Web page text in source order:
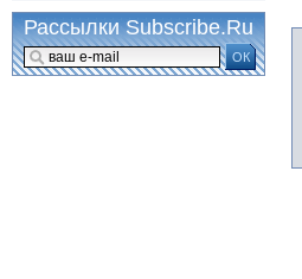
Рассылки Subscribe.Ru
ОК